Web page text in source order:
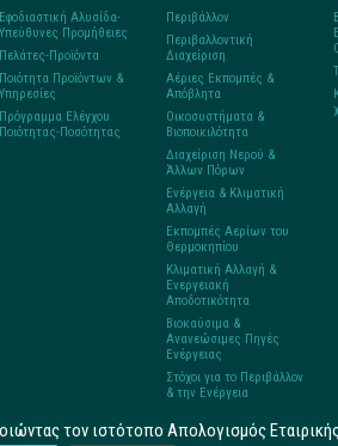
τον ιστότοπο Απολογισμός
Εφοδιαστική Αλυσίδα-
Υπεύθυνες Προμήθειες
Πελάτες-Προϊόντα
Ποιότητα Προϊόντων &
Υπηρεσίες
Πρόγραμμα Ελέγχου
Ποιότητας-Ποσότητας
Περιβάλλον
Περιβαλλοντική
Διαχείριση
Αέριες Εκπομπές &
Απόβλητα
Οικοσυστήματα &
Βιοποικιλότητα
Διαχείριση Νερού &
Άλλων Πόρων
Ενέργεια & Κλιματική
Αλλαγή
Εκπομπές Αερίων του
Θερμοκηπίου
Κλιματική Αλλαγή &
Ενεργειακή
Αποδοτικότητα
Βιοκαύσιμα &
Ανανεώσιμες Πηγές
Ενέργειας
Στόχοι για το Περιβάλλον
& την Ενέργεια